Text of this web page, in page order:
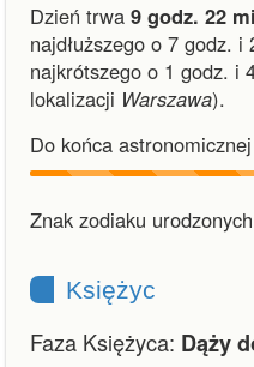
Dzień trwa 9 godz. 22
najdłuższego o 7 godz. i
najkrótszego o 1 godz. i
lokalizacji Warszawa).
Do końca
Znak zodiaku
Księżyc
Faza Księżyca: Dąży